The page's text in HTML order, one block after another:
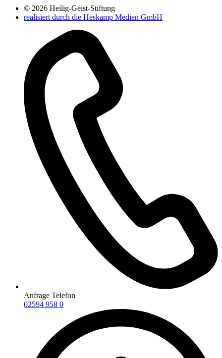
© 2026 Heilig-Geist-Stiftung
realisiert durch die Heskamp Medien GmbH
Anfrage Telefon
02594 958 0